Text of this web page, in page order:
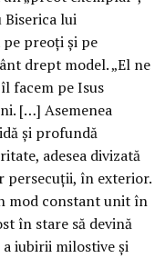
Biserica lui
preoţi şi pe
drept model. „El ne
facem pe Isus
[…] Asemenea
şi profundă
adesea divizată
persecuţii, în exterior.
mod constant unit în
în stare să devină
iubirii milostive şi